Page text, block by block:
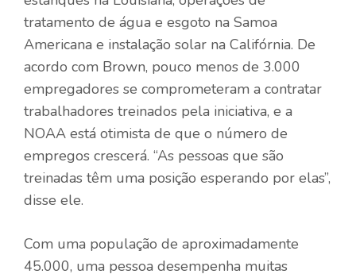
tratamento de água e esgoto na Samoa
Americana e instalação solar na Califórnia. De
acordo com Brown, pouco menos de 3.000
empregadores se comprometeram a contratar
trabalhadores treinados pela iniciativa, e a
NOAA está otimista de que o número de
empregos crescerá. “As pessoas que são
treinadas têm uma posição esperando por elas”,
disse ele.
Com uma população de aproximadamente
45.000, uma pessoa desempenha muitas